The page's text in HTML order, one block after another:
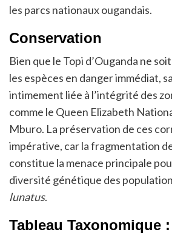
les parcs nationaux ougandais.
Conservation
Bien que le Topi d’Ouganda ne
les espèces en danger immédiat,
intimement liée à l’intégrité des
comme le Queen Elizabeth
Mburo. La préservation de ces
impérative, car la fragmentation
constitue la menace principale
diversité génétique des
lunatus.
Tableau Taxonomique